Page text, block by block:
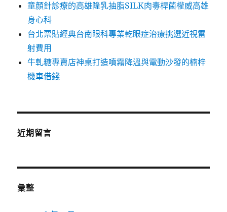
童顏針診療的高雄隆乳抽脂SILK肉毒桿菌權威高雄
身心科
台北票貼經典台南眼科專業乾眼症治療挑選近視雷
射費用
牛軋糖專賣店神桌打造噴霧降溫與電動沙發的楠梓
機車借錢
近期留言
彙整